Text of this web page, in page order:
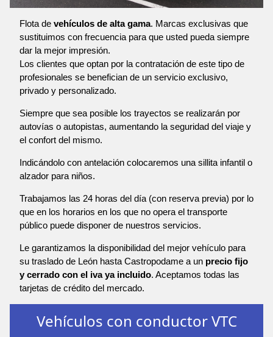
Flota de vehículos de alta gama. Marcas exclusivas que
sustituimos con frecuencia para que usted pueda siempre
dar la mejor impresión.
Los clientes que optan por la contratación de este tipo de
profesionales se benefician de un servicio exclusivo,
privado y personalizado.
Siempre que sea posible los trayectos se realizarán por
autovías o autopistas, aumentando la seguridad del viaje y
el confort del mismo.
Indicándolo con antelación colocaremos una sillita infantil o
alzador para niños.
Trabajamos las 24 horas del día (con reserva previa) por lo
que en los horarios en los que no opera el transporte
público puede disponer de nuestros servicios.
Le garantizamos la disponibilidad del mejor vehículo para
su traslado de León hasta Castropodame a un precio fijo
y cerrado con el iva ya incluido. Aceptamos todas las
tarjetas de crédito del mercado.
Vehículos con conductor VTC